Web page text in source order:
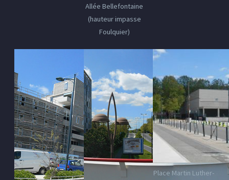
Allée Bellefontaine
(hauteur impasse
Foulquier)
Place Martin Luther-